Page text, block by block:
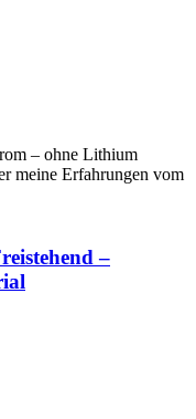
– ohne Lithium
meine Erfahrungen vom
–